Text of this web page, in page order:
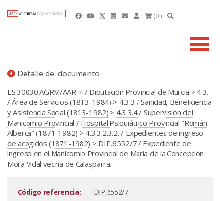
(0 )
Detalle del documento
ES.30030.AGRM/AAR-4 / Diputación Provincial de Murcia > 4.3.
/ Área de Servicios (1813-1984) > 4.3.3 / Sanidad, Beneficiencia
y Asistencia Social (1813-1982) > 4.3.3.4 / Supervisión del
Manicomio Provincial / Hospital Psiquiátrico Provincial "Román
Alberca" (1871-1982) > 4.3.3.2.3.2. / Expedientes de ingreso
de acogidos (1871-1982) > DIP,6552/7 / Expediente de
ingreso en el Manicomio Provincial de María de la Concepción
Mora Vidal vecina de Calasparra.
Código referencia:
DIP,6552/7